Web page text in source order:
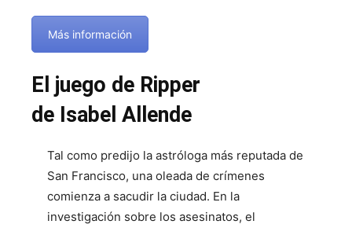
Más información
El juego de Ripper
de Isabel Allende
Tal como predijo la astróloga más reputada de
San Francisco, una oleada de crímenes
comienza a sacudir la ciudad. En la
investigación sobre los asesinatos, el